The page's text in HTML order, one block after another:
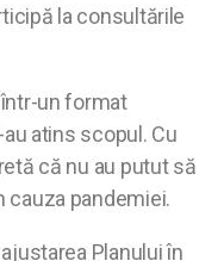
la consultările
un format
atins scopul. Cu
că nu au putut să
cauza pandemiei.
Planului în